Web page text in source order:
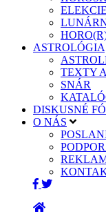
ELEKCIE
ASTROLÓGIA
TEXTY
SNÁR
DISKUSNÉ
O NÁS